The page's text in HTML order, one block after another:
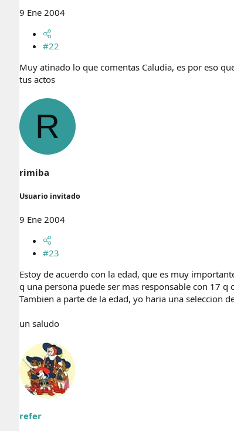
9 Ene 2004
#22
Muy atinado lo que comentas Caludia, es por eso
tus actos
R
rimiba
Usuario invitado
9 Ene 2004
#23
Estoy de acuerdo con la edad, que es muy
q una persona puede ser mas responsable con 17
Tambien a parte de la edad, yo haria una seleccion
un saludo
refer